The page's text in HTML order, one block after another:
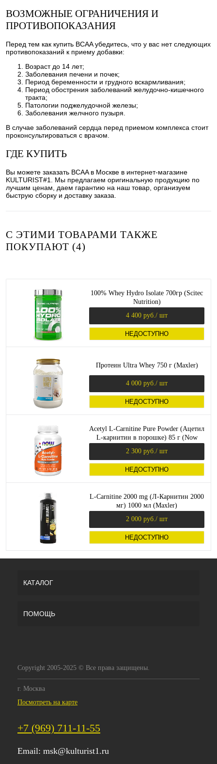
ВОЗМОЖНЫЕ ОГРАНИЧЕНИЯ И
ПРОТИВОПОКАЗАНИЯ
Перед тем как купить BCAA убедитесь, что у вас нет следующих
противопоказаний к приему добавки:
Возраст до 14 лет;
Заболевания печени и почек;
Период беременности и грудного вскармливания;
Период обострения заболеваний желудочно-кишечного
тракта;
Патологии поджелудочной железы;
Заболевания желчного пузыря.
В случае заболеваний сердца перед приемом комплекса стоит
проконсультироваться с врачом.
ГДЕ КУПИТЬ
Вы можете заказать BCAA в Москве в интернет-магазине
KULTURIST#1. Мы предлагаем оригинальную продукцию по
лучшим ценам, даем гарантию на наш товар, организуем
быструю сборку и доставку заказа.
С ЭТИМИ ТОВАРАМИ ТАКЖЕ
ПОКУПАЮТ (4)
100% Whey Hydro Isolate 700гр (Scitec
Nutrition)
4 400 руб./ шт
НЕДОСТУПНО
Протеин Ultra Whey 750 г (Maxler)
4 000 руб./ шт
НЕДОСТУПНО
Acetyl L-Carnitine Pure Powder (Ацетил
L-карнитин в порошке) 85 г (Now
2 300 руб./ шт
НЕДОСТУПНО
L-Carnitine 2000 mg (Л-Карнитин 2000
мг) 1000 мл (Maxler)
2 000 руб./ шт
НЕДОСТУПНО
КАТАЛОГ
ПОМОЩЬ
Copyright 2005-2025 © Все права защищены.
г. Москва
Посмотреть на карте
+7 (969) 711-11-55
Email: msk@kulturist1.ru